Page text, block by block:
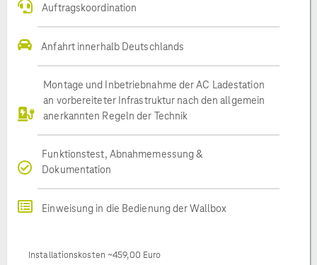
Auftragskoordination
Anfahrt innerhalb Deutschlands
Montage und Inbetriebnahme der AC Ladestation
an vorbereiteter Infrastruktur nach den allgemein
anerkannten Regeln der Technik
Funktionstest, Abnahmemessung &
Dokumentation
Einweisung in die Bedienung der Wallbox
Installationskosten ~459,00 Euro